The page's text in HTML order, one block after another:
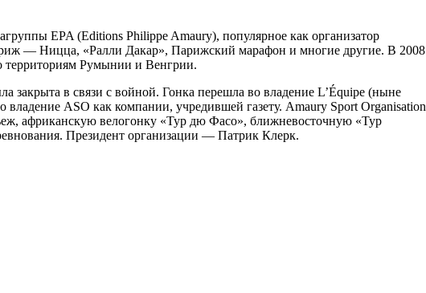
EPA (Editions Philippe Amaury), популярное как организатор
— Ницца, «Ралли Дакар», Парижский марафон и многие другие. В 2008
территориям Румынии и Венгрии.
закрыта в связи с войной. Гонка перешла во владение L’Équipe (ныне
ASO как компании, учредившей газету. Amaury Sport Organisation
африканскую велогонку «Тур дю Фасо», ближневосточную «Тур
Президент организации — Патрик Клерк.